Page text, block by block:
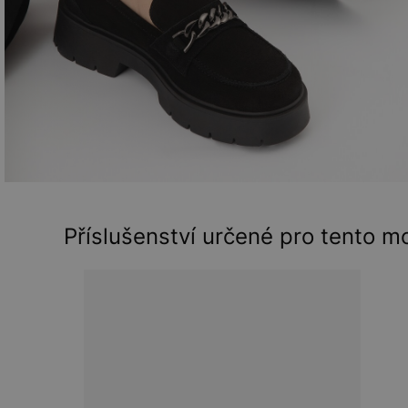
Příslušenství určené pro tento